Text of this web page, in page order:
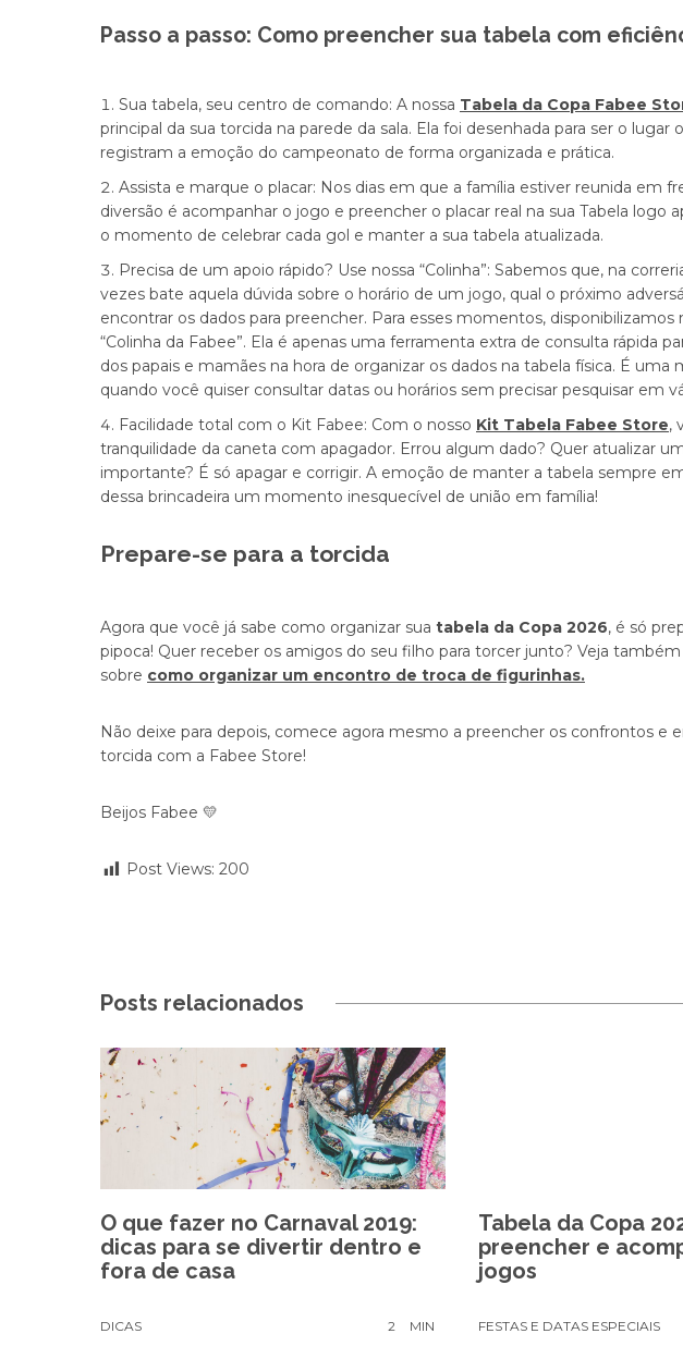
Passo a passo: Como preencher sua tabela com
Sua tabela, seu centro de comando: A nossa Tabela da Copa Fabee
principal da sua torcida na parede da sala. Ela foi desenhada para ser o lugar
registram a emoção do campeonato de forma organizada e prática.
Assista e marque o placar: Nos dias em que a família estiver reunida em
diversão é acompanhar o jogo e preencher o placar real na sua Tabela logo
o momento de celebrar cada gol e manter a sua tabela atualizada.
Precisa de um apoio rápido? Use nossa “Colinha”: Sabemos que, na
vezes bate aquela dúvida sobre o horário de um jogo, qual o próximo
encontrar os dados para preencher. Para esses momentos, disponibilizamos
“Colinha da Fabee”. Ela é apenas uma ferramenta extra de consulta rápida
dos papais e mamães na hora de organizar os dados na tabela física. É uma
quando você quiser consultar datas ou horários sem precisar pesquisar em
Facilidade total com o Kit Fabee: Com o nosso Kit Tabela Fabee Store,
tranquilidade da caneta com apagador. Errou algum dado? Quer atualizar
importante? É só apagar e corrigir. A emoção de manter a tabela sempre
dessa brincadeira um momento inesquecível de união em família!
Prepare-se para a torcida
Agora que você já sabe como organizar sua tabela da Copa 2026, é só
pipoca! Quer receber os amigos do seu filho para torcer junto? Veja também
sobre como organizar um encontro de troca de figurinhas.
Não deixe para depois, comece agora mesmo a preencher os confrontos e
torcida com a Fabee Store!
Beijos Fabee 💛
Post Views: 200
Posts relacionados
O que fazer no Carnaval 2019:
dicas para se divertir dentro e
fora de casa
DICAS 2 MIN
Tabela da Copa
preencher e
jogos
FESTAS E DATAS ESPECIAIS